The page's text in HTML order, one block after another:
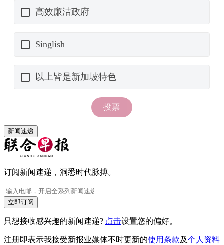
新闻速递
订阅新闻速递，洞悉时代脉搏。
立即订阅
只想接收感兴趣的新闻速递? 点击设置您的偏好。
注册即表示我接受新报业媒体不时更新的使用条款及个人资料